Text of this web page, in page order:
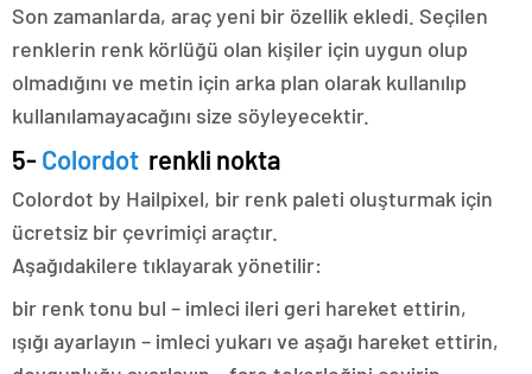
Son zamanlarda, araç yeni bir özellik ekledi. Seçilen
renklerin renk körlüğü olan kişiler için uygun olup
olmadığını ve metin için arka plan olarak kullanılıp
kullanılamayacağını size söyleyecektir.
5-Colordot renkli nokta
Colordot by Hailpixel, bir renk paleti oluşturmak için
ücretsiz bir çevrimiçi araçtır.
Aşağıdakilere tıklayarak yönetilir:
bir renk tonu bul – imleci ileri geri hareket ettirin,
ışığı ayarlayın – imleci yukarı ve aşağı hareket ettirin,